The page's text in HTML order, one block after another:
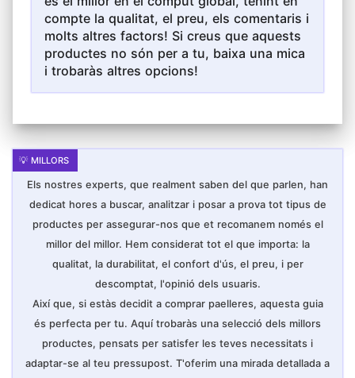
compte la qualitat, el preu, els comentaris i
molts altres factors! Si creus que aquests
productes no són per a tu, baixa una mica
i trobaràs altres opcions!
Els nostres experts, que realment saben del que parlen, han
dedicat hores a buscar, analitzar i posar a prova tot tipus de
productes per assegurar-nos que et recomanem només el
millor del millor. Hem considerat tot el que importa: la
qualitat, la durabilitat, el confort d'ús, el preu, i per
descomptat, l'opinió dels usuaris.
Així que, si estàs decidit a comprar paelleres, aquesta guia
és perfecta per tu. Aquí trobaràs una selecció dels millors
productes, pensats per satisfer les teves necessitats i
adaptar-se al teu pressupost. T'oferim una mirada detallada a